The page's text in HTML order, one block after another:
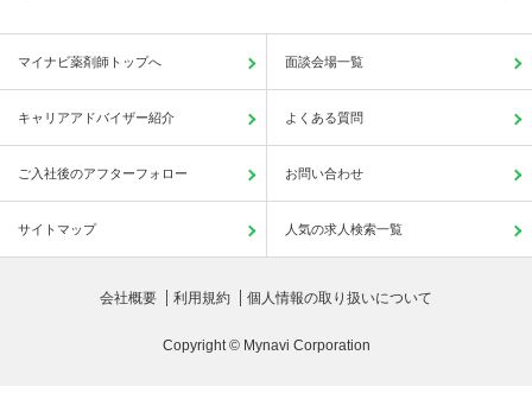
マイナビ薬剤師トップへ 面談会場一覧
キャリアアドバイザー紹介 よくある質問
ご入社後のアフターフォロー お問い合わせ
サイトマップ 人気の求人検索一覧
会社概要 利用規約 個人情報の取り扱いについて
Copyright © Mynavi Corporation